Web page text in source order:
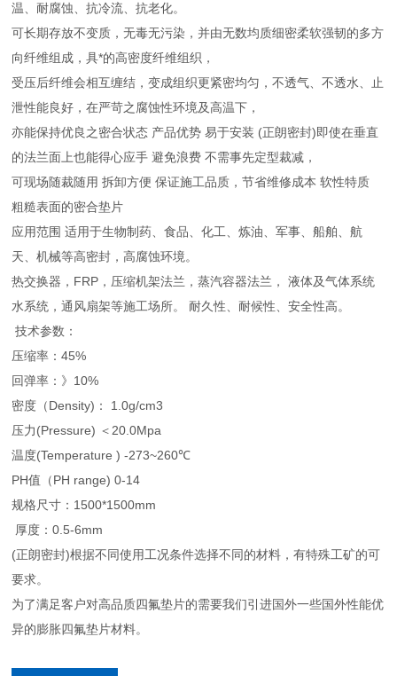
温、耐腐蚀、抗冷流、抗老化。
可长期存放不变质，无毒无污染，并由无数均质细密柔软强韧的多方
向纤维组成，具*的高密度纤维组织，
受压后纤维会相互缠结，变成组织更紧密均匀，不透气、不透水、止
泄性能良好，在严苛之腐蚀性环境及高温下，
亦能保持优良之密合状态 产品优势 易于安装 (正朗密封)即使在垂直
的法兰面上也能得心应手 避免浪费 不需事先定型裁减，
可现场随裁随用 拆卸方便 保证施工品质，节省维修成本 软性特质
粗糙表面的密合垫片
应用范围 适用于生物制药、食品、化工、炼油、军事、船舶、航
天、机械等高密封，高腐蚀环境。
热交换器，FRP，压缩机架法兰，蒸汽容器法兰， 液体及气体系统
水系统，通风扇架等施工场所。 耐久性、耐候性、安全性高。
技术参数：
压缩率：45%
回弹率：》10%
密度（Density)： 1.0g/cm3
压力(Pressure) ＜20.0Mpa
温度(Temperature ) -273~260℃
PH值（PH range) 0-14
规格尺寸：1500*1500mm
厚度：0.5-6mm
(正朗密封)根据不同使用工况条件选择不同的材料，有特殊工矿的可
要求。
为了满足客户对高品质四氟垫片的需要我们引进国外一些国外性能优
异的膨胀四氟垫片材料。